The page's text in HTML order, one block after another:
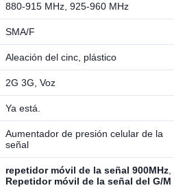
880-915 MHz, 925-960 MHz
SMA/F
Aleación del cinc, plástico
2G 3G, Voz
Ya está.
Aumentador de presión celular de la
señal
repetidor móvil de la señal 900MHz
Repetidor móvil de la señal del G/M